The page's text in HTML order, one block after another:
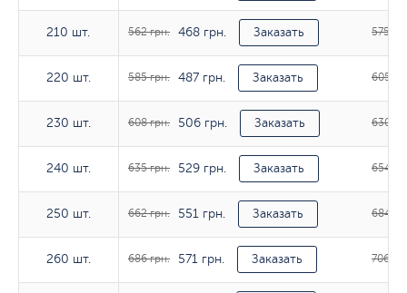
210 шт.
220 шт.
230 шт.
240 шт.
250 шт.
260 шт.
210 шт. 562 грн. 468 грн. Заказать 575
220 шт. 585 грн. 487 грн. Заказать 605
230 шт. 608 грн. 506 грн. Заказать 630
240 шт. 635 грн. 529 грн. Заказать 654
250 шт. 662 грн. 551 грн. Заказать 684
260 шт. 686 грн. 571 грн. Заказать 706